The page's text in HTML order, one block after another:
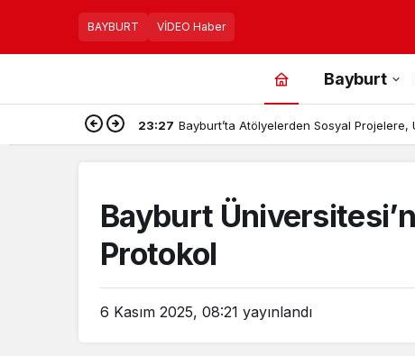
BAYBURT VİDEO Haber
Bayburt
23:27 Bayburt’ta Atölyelerden Sosyal
Bayburt
Protokol
6 Kasım 2025, 08:21 yayınlandı